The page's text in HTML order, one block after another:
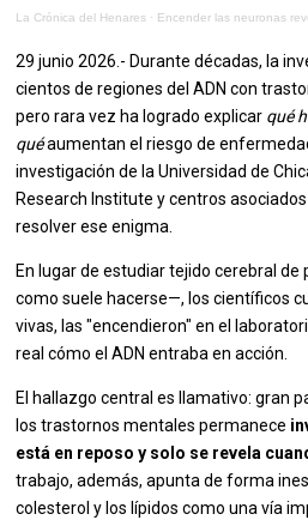
La Crónica del Henares · Encender las neuronas revela el riesgo
29 junio 2026.- Durante décadas, la
cientos de regiones del ADN con
pero rara vez ha logrado explicar qué
quéaumentan el riesgo de
investigación de la Universidad de
Research Institute y centros
resolver ese enigma.
En lugar de estudiar tejido cerebral
como suele hacerse—, los científicos
vivas, las "encendieron" en el
real cómo el ADN entraba en acción.
El hallazgo central es llamativo: gran
los trastornos mentales permanece
está en reposo y solo se revela
trabajo, además, apunta de forma
colesterol y los lípidos como una vía